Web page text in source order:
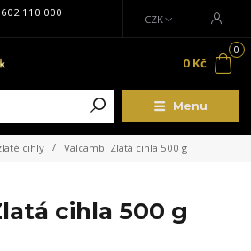
Menu
CZK
110 000
0
0 Kč
cihly Valcambi Zlatá cihla 500 g
cihla 500 g